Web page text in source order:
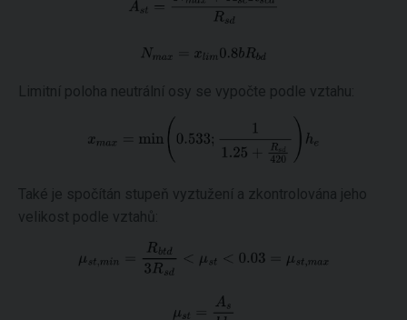
Limitní poloha neutrální osy se vypočte podle vztahu:
Také je spočítán stupeň vyztužení a zkontrolována jeho
velikost podle vztahů: